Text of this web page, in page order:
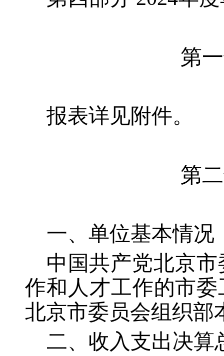
第
报表详见附件。
第
一、单位基本情况
中国共产党北京
作和人才工作的市
北京市委员会组织部
二、收入支出决算